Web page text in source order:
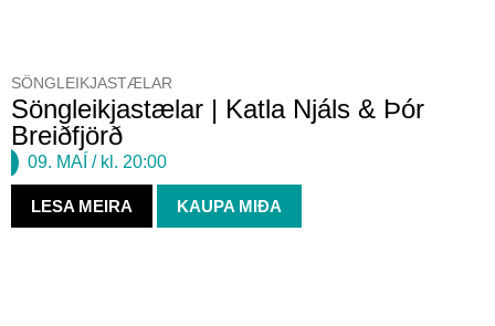
SÖNGLEIKJASTÆLAR
Söngleikjastælar | Katla Njáls & Þór
Breiðfjörð
09. MAÍ / kl. 20:00
LESA MEIRA KAUPA MIÐA